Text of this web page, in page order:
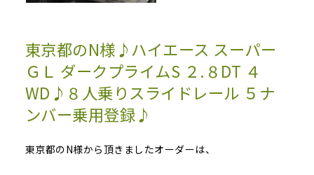
東京都のN様♪ハイエース スーパー
ＧＬ ダークプライムS ２.８DT ４
WD♪８人乗りスライドレール ５ナ
ンバー乗用登録♪
東京都のN様から頂きましたオーダーは、